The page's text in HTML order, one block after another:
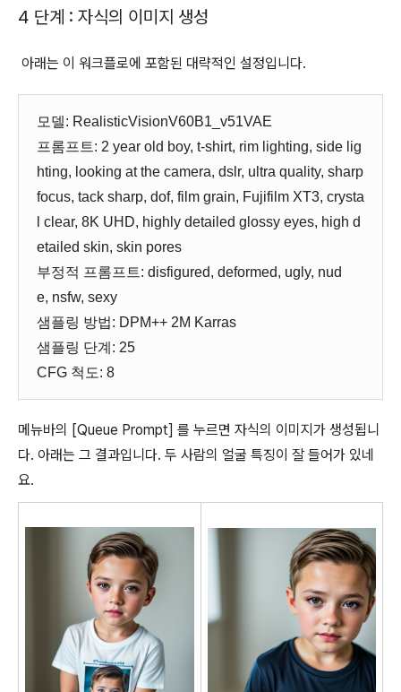
4 단계 : 자식의 이미지 생성
아래는 이 워크플로에 포함된 대략적인 설정입니다.
모델: RealisticVisionV60B1_v51VAE
프롬프트: 2 year old boy, t-shirt, rim lighting, side lig
hting, looking at the camera, dslr, ultra quality, sharp
focus, tack sharp, dof, film grain, Fujifilm XT3, crysta
l clear, 8K UHD, highly detailed glossy eyes, high d
etailed skin, skin pores
부정적 프롬프트: disfigured, deformed, ugly, nud
e, nsfw, sexy
샘플링 방법: DPM++ 2M Karras
샘플링 단계: 25
CFG 척도: 8
메뉴바의 [Queue Prompt] 를 누르면 자식의 이미지가 생성됩니
다. 아래는 그 결과입니다. 두 사람의 얼굴 특징이 잘 들어가 있네
요.